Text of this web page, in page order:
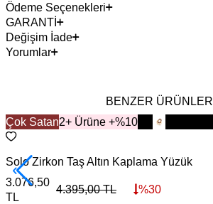
Ödeme Seçenekleri
GARANTİ
Değişim İade
Yorumlar
BENZER ÜRÜNLER
Çok Satan2+ Ürüne +%10
YENİ
Solo Zirkon Taş Altın Kaplama Yüzük
3.076,50
TL
4.395,00TL %30